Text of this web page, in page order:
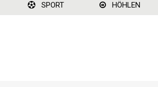
SPORT HÖHLEN